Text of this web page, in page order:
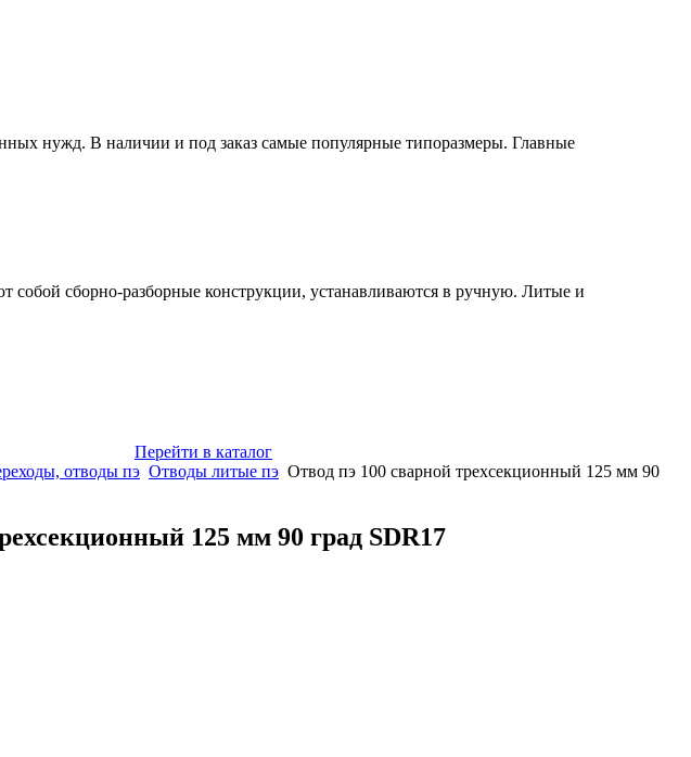
нужд. В наличии и под заказ самые популярные типоразмеры. Главные
сборно-разборные конструкции, устанавливаются в ручную. Литые и
Перейти в каталог
отводы пэ Отводы литые пэ Отвод пэ 100 сварной трехсекционный 125 мм 90
125 мм 90 град SDR17